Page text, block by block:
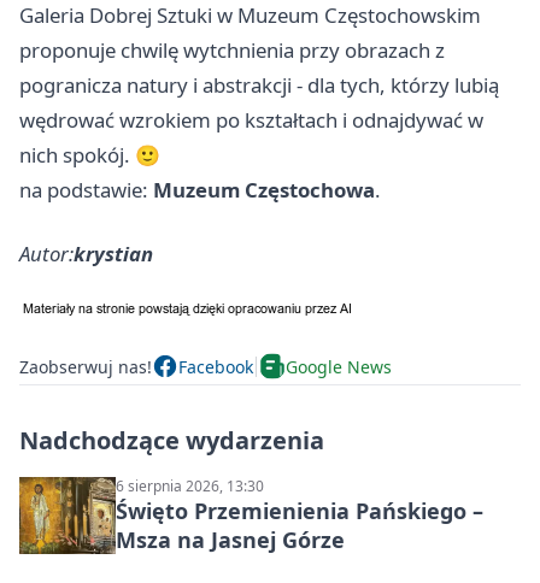
Galeria Dobrej Sztuki w Muzeum Częstochowskim
proponuje chwilę wytchnienia przy obrazach z
pogranicza natury i abstrakcji - dla tych, którzy lubią
wędrować wzrokiem po kształtach i odnajdywać w
nich spokój. 🙂
na podstawie: Muzeum Częstochowa.
Autor:krystian
Zaobserwuj nas! Facebook Google News
Nadchodzące wydarzenia
6 sierpnia 2026, 13:30
Święto Przemienienia Pańskiego –
Msza na Jasnej Górze